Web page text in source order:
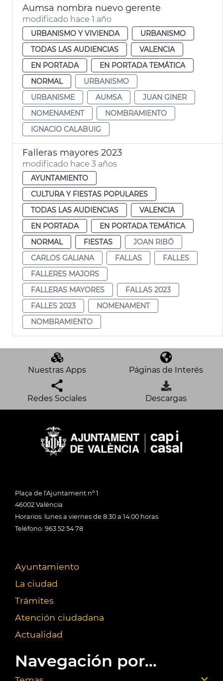
Aumsa nombra nuevo gerente
modificado hace 1 año
URBANISMO Y VIVIENDA
URBANISMO
TODAS LAS AUDIENCIAS
VALENCIA
EN PORTADA
EN PORTADA TEMÁTICA
NORMAL
URBANISMO
URBANISME
AUMSA
JUAN GINER
NOMENAMENT
NOMBRAMIENTO
IGNACIO CALABUIG
Falleras mayores 2023
modificado hace 3 años
AYUNTAMIENTO
CULTURA Y FIESTAS POPULARES
TODAS LAS AUDIENCIAS
VALENCIA
EN PORTADA
EN PORTADA TEMÁTICA
NORMAL
FIESTAS
JOAN RIBÓ
CARLOS GALIANA
FALLAS
FALLES
FALLERES MAJORS
FALLERAS MAYORES
FALLAS 2023
FALLES 2023
NOMENAMENT
NOMBRAMIENTO
Nuestras Apps Páginas de Interés
Redes Sociales Descargas
Plaça de l'Ajuntament nº 1
46002 València
Horarios: lunes a viernes de 8:30 a 14:00 horas
Teléfono: 963 52 54 78
Ayuntamiento
La ciudad
Trámites
Atención ciudadana
Actualidad
Navegación por...